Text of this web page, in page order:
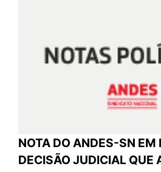
NOTA DO ANDES-SN EM
DECISÃO JUDICIAL QUE